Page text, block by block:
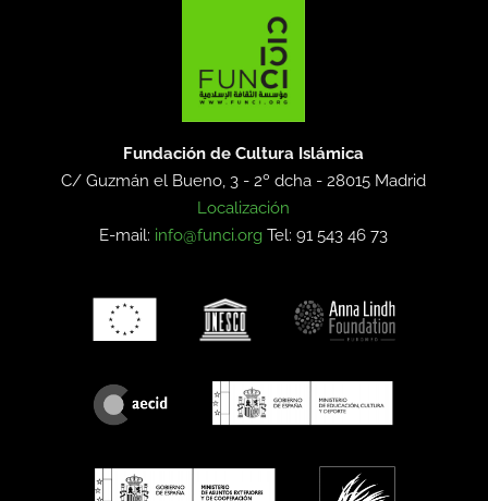
Fundación de Cultura Islámica
C/ Guzmán el Bueno, 3 - 2º dcha -28015 Madrid
Localización
E-mail: info@funci.org Tel: 91 543 46 73